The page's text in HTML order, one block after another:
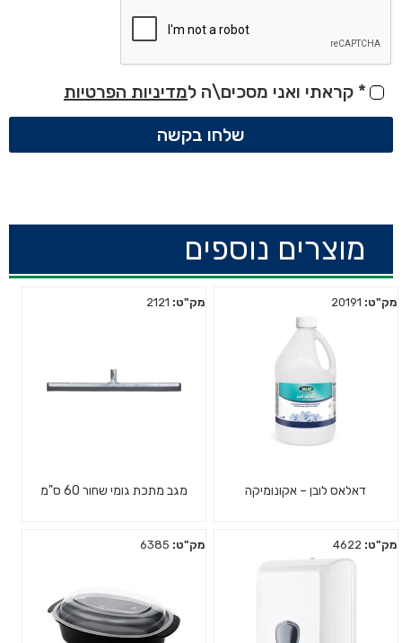
* קראתי ואני מסכים\ה למדיניות הפרטיות
שלחו בקשה
מוצרים נוספים
מק"ט:
דאלאס לובן – אקונומיקה
מק"ט:
מגב מתכת גומי שחור 60 ס"מ
מק"ט: מק"ט: